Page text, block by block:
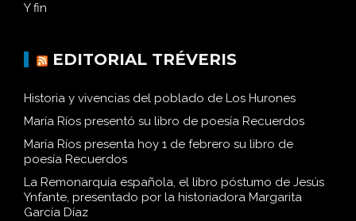
Y fin
EDITORIAL TRÉVERIS
Historia y vivencias del poblado de Los Hurones
María Ríos presentó su libro de poesía Recuerdos
María Ríos presenta hoy 1 de febrero su libro de
poesía Recuerdos
La Remonarquía española, el libro póstumo de Jesús
Ynfante, presentado por la historiadora Margarita
García Díaz